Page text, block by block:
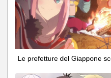
Le prefetture del Giappone